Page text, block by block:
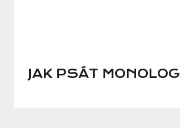
JAK PSÁT MONOLOG